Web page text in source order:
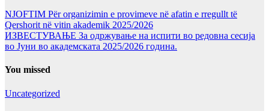
NJOFTIM Për organizimin e provimeve në afatin e rregullt të
Qershorit në vitin akademik 2025/2026
ИЗВЕСТУВАЊЕ За одржување на испити во редовна сесија
во Јуни во академската 2025/2026 година.
You missed
Uncategorized